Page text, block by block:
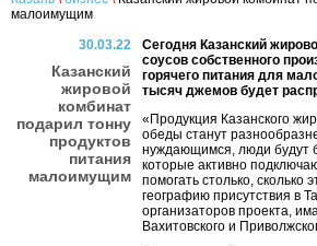
малоимущим
30.03.22
Казанский
жировой
комбинат
подарил тонну
продуктов
питания
малоимущим
Сегодня Казанский
соусов собственного
горячего питания для
тысяч джемов будет
«Продукция Казанского
обеды станут
нуждающимся, люди будут
которые активно
помогать столько,
географию присутствия в
организаторов проекта,
Вахитовского и